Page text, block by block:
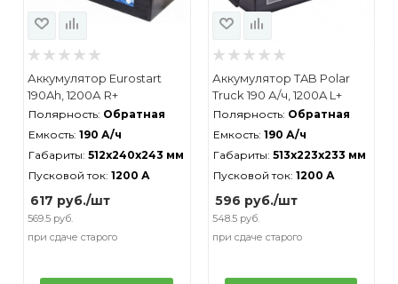
Аккумулятор Eurostart
190Ah, 1200А R+
Полярность: Обратная
Емкость: 190 А/ч
Габариты: 512x240x243 мм
Пусковой ток: 1200 А
617 руб./шт
569.5 руб.
при сдаче старого
Аккумулятор TAB Polar
Truck 190 А/ч, 1200A L+
Полярность: Обратная
Емкость: 190 А/ч
Габариты: 513x223x233 мм
Пусковой ток: 1200 А
596 руб./шт
548.5 руб.
при сдаче старого